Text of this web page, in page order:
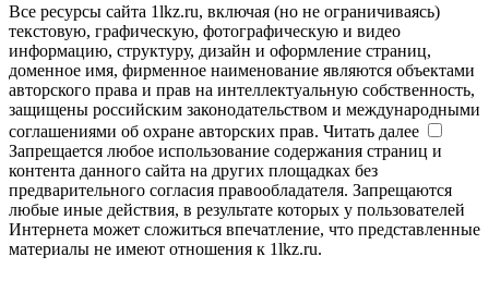
Все ресурсы сайта 1lkz.ru, включая (но не ограничиваясь)
текстовую, графическую, фотографическую и видео
информацию, структуру, дизайн и оформление страниц,
доменное имя, фирменное наименование являются объектами
авторского права и прав на интеллектуальную собственность,
защищены российским законодательством и международными
соглашениями об охране авторских прав. Читать далее
Запрещается любое использование содержания страниц и
контента данного сайта на других площадках без
предварительного согласия правообладателя. Запрещаются
любые иные действия, в результате которых у пользователей
Интернета может сложиться впечатление, что представленные
материалы не имеют отношения к 1lkz.ru.